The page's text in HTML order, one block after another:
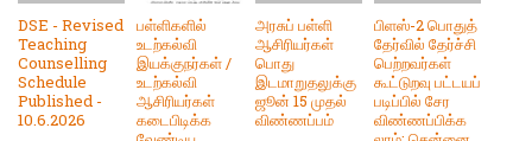
DSE - Revised
Teaching
Counselling
Schedule
Published -
10.6.2026
பள்ளிகளில்
உடற்கல்வி
இயக்குநர்கள் /
உடற்கல்வி
ஆசிரியர்கள்
கடைபிடிக்க
அரசுப் பள்ளி
ஆசிரியர்கள்
பொது
இடமாறுதலுக்கு
ஜூன் 15 முதல்
விண்ணப்பம்
பிளஸ்-2 பொதுத்
தேர்வில் தேர்ச்சி
பெற்றவர்கள்
கூட்டுறவு பட்டயப்
படிப்பில் சேர
விண்ணப்பிக்க